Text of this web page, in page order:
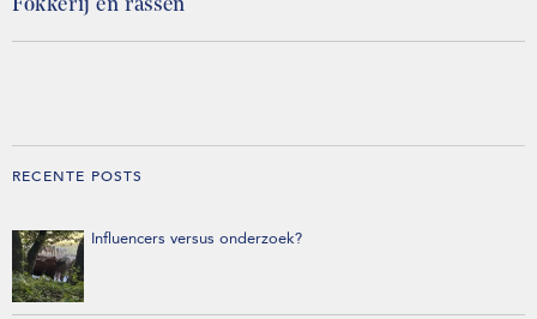
Fokkerij en rassen
RECENTE POSTS
Influencers versus onderzoek?